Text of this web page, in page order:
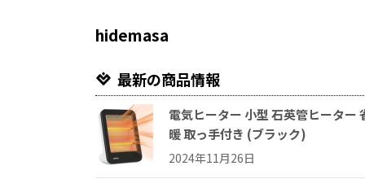
hidemasa
最新の商品情報
電気ヒーター 小型 石英管ヒーター
暖 取っ手付き (ブラック)
2024年11月26日